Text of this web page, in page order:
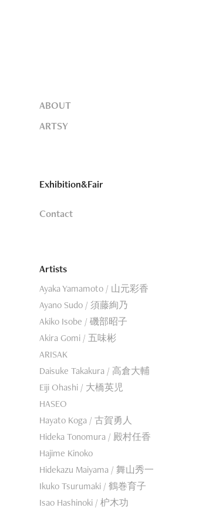
ABOUT
ARTSY
Exhibition&Fair
Contact
Artists
Ayaka Yamamoto / 山元彩香
Ayano Sudo / 須藤絢乃
Akiko Isobe / 磯部昭子
Akira Gomi / 五味彬
ARISAK
Daisuke Takakura / 高倉大輔
Eiji Ohashi / 大橋英児
HASEO
Hayato Koga / 古賀勇人
Hideka Tonomura / 殿村任香
Hajime Kinoko
Hidekazu Maiyama / 舞山秀一
Ikuko Tsurumaki / 鶴巻育子
Isao Hashinoki / 枦木功